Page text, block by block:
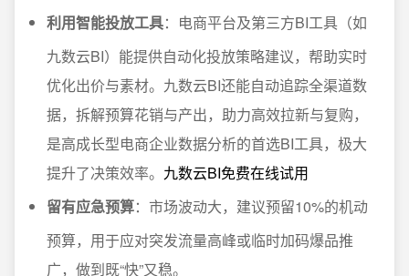
利用智能投放工具：电商平台及第三方BI工具（如
九数云BI）能提供自动化投放策略建议，帮助实时
优化出价与素材。九数云BI还能自动追踪全渠道数
据，拆解预算花销与产出，助力高效拉新与复购，
是高成长型电商企业数据分析的首选BI工具，极大
提升了决策效率。 九数云BI免费在线试用
留有应急预算：市场波动大，建议预留10%的机动
预算，用于应对突发流量高峰或临时加码爆品推
广，做到既“快”又稳。